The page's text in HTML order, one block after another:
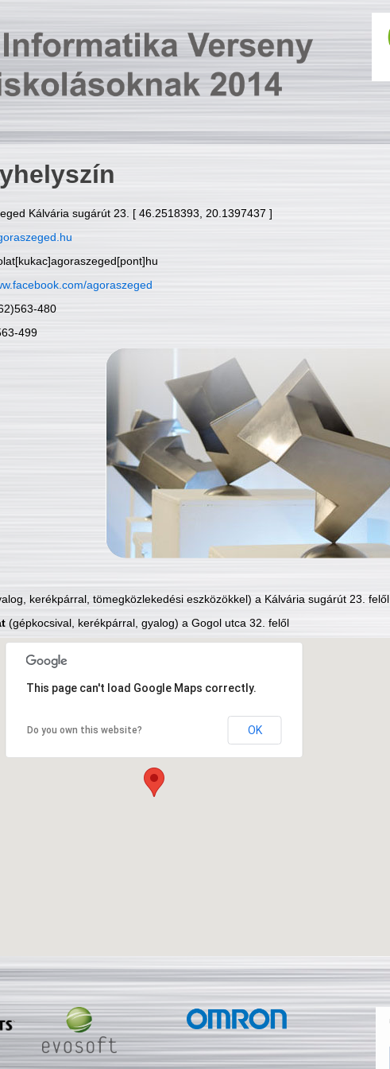
Kálvária sugárút 23. [ 46.2518393, 20.1397437 ]
agoraszeged
480
499
kerékpárral, tömegközlekedési eszközökkel) a Kálvária sugárút 23. felől
(gépkocsival, kerékpárral, gyalog) a Gogol utca 32. felől
This page can't load Google Maps correctly.
Do you own this website? OK